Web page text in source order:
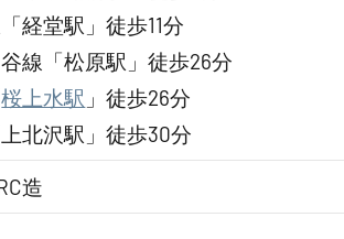
経堂駅」徒歩11分
線「松原駅」徒歩26分
桜上水駅 」徒歩26分
北沢駅」徒歩30分
造